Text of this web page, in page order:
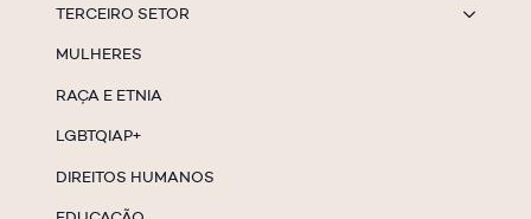
TERCEIRO SETOR
MULHERES
RAÇA E ETNIA
LGBTQIAP+
DIREITOS HUMANOS